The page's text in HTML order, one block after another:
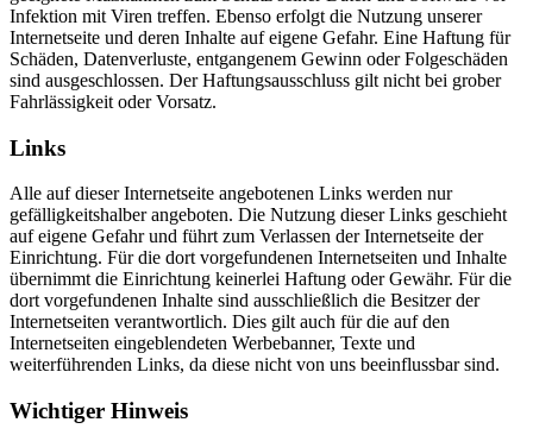
Infektion mit Viren treffen. Ebenso erfolgt die Nutzung unserer
Internetseite und deren Inhalte auf eigene Gefahr. Eine Haftung für
Schäden, Datenverluste, entgangenem Gewinn oder Folgeschäden
sind ausgeschlossen. Der Haftungsausschluss gilt nicht bei grober
Fahrlässigkeit oder Vorsatz.
Links
Alle auf dieser Internetseite angebotenen Links werden nur
gefälligkeitshalber angeboten. Die Nutzung dieser Links geschieht
auf eigene Gefahr und führt zum Verlassen der Internetseite der
Einrichtung. Für die dort vorgefundenen Internetseiten und Inhalte
übernimmt die Einrichtung keinerlei Haftung oder Gewähr. Für die
dort vorgefundenen Inhalte sind ausschließlich die Besitzer der
Internetseiten verantwortlich. Dies gilt auch für die auf den
Internetseiten eingeblendeten Werbebanner, Texte und
weiterführenden Links, da diese nicht von uns beeinflussbar sind.
Wichtiger Hinweis